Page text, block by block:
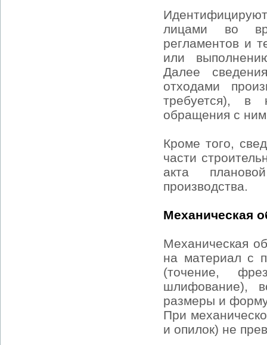
лицами во
регламентов и
или
Далее
отходами
требуется), в
обращения с
Кроме того,
части
акта
производства.
Механическая
Механическая
на материал с
(точение,
шлифование),
размеры и
При
и опилок) не